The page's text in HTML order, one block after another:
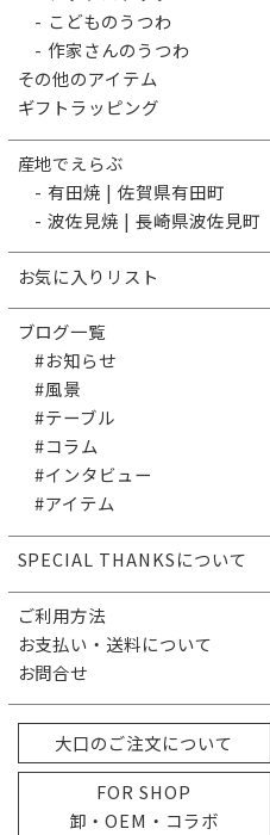
- こどものうつわ
- 作家さんのうつわ
その他のアイテム
ギフトラッピング
産地でえらぶ
- 有田焼 | 佐賀県有田町
- 波佐見焼 | 長崎県波佐見町
お気に入りリスト
ブログ一覧
#お知らせ
#風景
#テーブル
#コラム
#インタビュー
#アイテム
SPECIAL THANKSについて
ご利用方法
お支払い・送料について
お問合せ
大口のご注文について
FOR SHOP
卸・OEM・コラボ